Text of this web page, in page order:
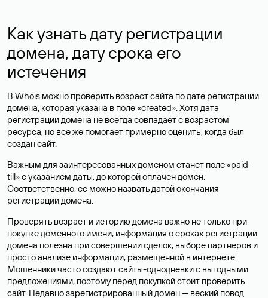
Как узнать дату регистрации
домена, дату срока его
истечения
В Whois можно проверить возраст сайта по дате регистрации
домена, которая указана в поле «created». Хотя дата
регистрации домена не всегда совпадает с возрастом
ресурса, но все же помогает примерно оценить, когда был
создан сайт.
Важным для заинтересованных доменом станет поле «paid-
till» с указанием даты, до которой оплачен домен.
Соответственно, ее можно назвать датой окончания
регистрации домена.
Проверять возраст и историю домена важно не только при
покупке доменного имени, информация о сроках регистрации
домена полезна при совершении сделок, выборе партнеров и
просто анализе информации, размещенной в интернете.
Мошенники часто создают сайты-однодневки с выгодными
предложениями, поэтому перед покупкой стоит проверить
сайт. Недавно зарегистрированный домен — веский повод